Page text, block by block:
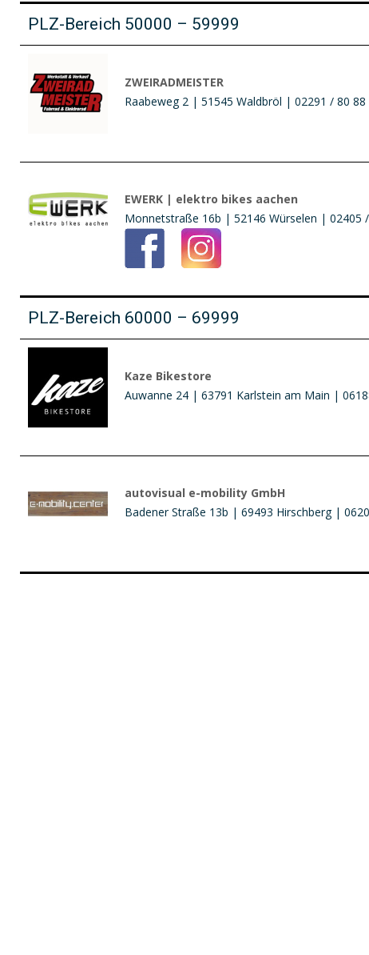
PLZ-Bereich 50000 – 59999
ZWEIRADMEISTER
Raabeweg 2 | 51545 Waldbröl | 02291 / 80 88
EWERK | elektro bikes aachen
Monnetstraße 16b | 52146 Würselen | 02405
PLZ-Bereich 60000 – 69999
Kaze Bikestore
Auwanne 24 | 63791 Karlstein am Main |
autovisual e-mobility GmbH
Badener Straße 13b | 69493 Hirschberg |